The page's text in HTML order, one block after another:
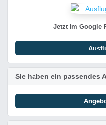
Jetzt im Google
Sie haben ein passendes